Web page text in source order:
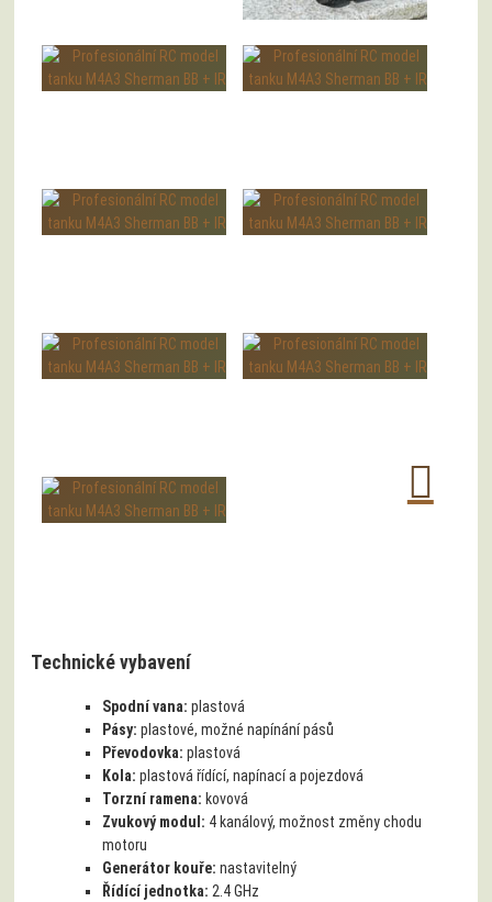
Technické vybavení
Spodní vana:plastová
Pásy:plastové, možné napínání pásů
Převodovka:plastová
Kola:plastová řídící, napínací a pojezdová
Torzní ramena: kovová
Zvukový modul: 4 kanálový, možnost změny chodu
motoru
Generátor kouře:nastavitelný
Řídící jednotka:2.4 GHz